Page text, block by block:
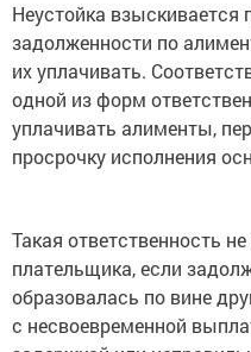
задолженности по
их уплачивать.
одной из форм
уплачивать алименты,
просрочку исполнения
плательщика, если
образовалась по вине
с несвоевременной
задержкой или